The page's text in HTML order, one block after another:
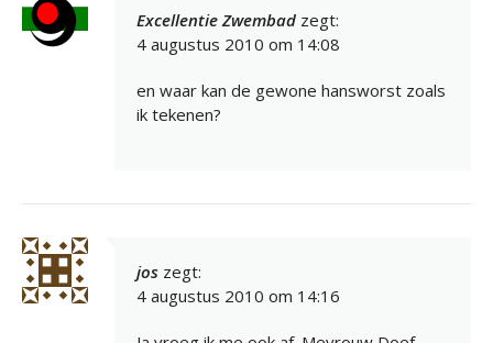
Excellentie Zwembad zegt:
4 augustus 2010 om 14:08
en waar kan de gewone hansworst zoals
ik tekenen?
jos zegt:
4 augustus 2010 om 14:16